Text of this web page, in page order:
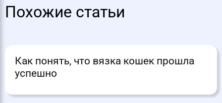
Похожие статьи
Как понять, что вязка кошек прошла
успешно